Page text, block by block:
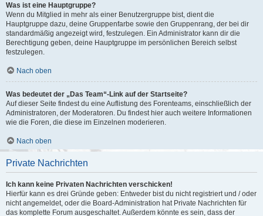
Was ist eine Hauptgruppe?
Wenn du Mitglied in mehr als einer Benutzergruppe bist, dient die
Hauptgruppe dazu, deine Gruppenfarbe sowie den Gruppenrang, der bei dir
standardmäßig angezeigt wird, festzulegen. Ein Administrator kann dir die
Berechtigung geben, deine Hauptgruppe im persönlichen Bereich selbst
festzulegen.
Nach oben
Was bedeutet der „Das Team“-Link auf der Startseite?
Auf dieser Seite findest du eine Auflistung des Forenteams, einschließlich der
Administratoren, der Moderatoren. Du findest hier auch weitere Informationen
wie die Foren, die diese im Einzelnen moderieren.
Nach oben
Private Nachrichten
Ich kann keine Privaten Nachrichten verschicken!
Hierfür kann es drei Gründe geben: Entweder bist du nicht registriert und / oder
nicht angemeldet, oder die Board-Administration hat Private Nachrichten für
das komplette Forum ausgeschaltet. Außerdem könnte es sein, dass der